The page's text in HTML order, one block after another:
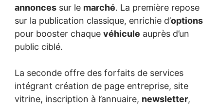
annonces sur le marché. La première repose
sur la publication classique, enrichie d’options
pour booster chaque véhicule auprès d’un
public ciblé.
La seconde offre des forfaits de services
intégrant création de page entreprise, site
vitrine, inscription à l’annuaire, newsletter,